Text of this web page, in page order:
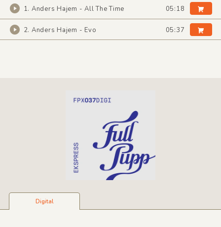
1. Anders Hajem - All The Time 05:18
2. Anders Hajem - Evo 05:37
Digital